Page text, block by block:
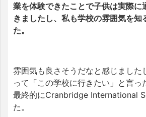
業を体験できたことで子供は実際に
きましたし、私も学校の雰囲気を知
た。
雰囲気も良さそうだなと感じました
って「この学校に行きたい」と言っ
最終的にCranbridge International
た。